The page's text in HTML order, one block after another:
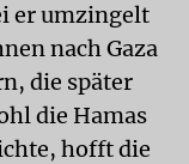
er umzingelt
nach Gaza
die später
die Hamas
hofft die